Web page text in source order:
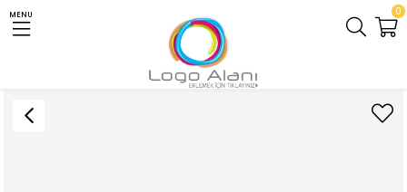
MENU 0
DİĞER ÜRÜNLER TARAK Angel Kırkayak Tarak